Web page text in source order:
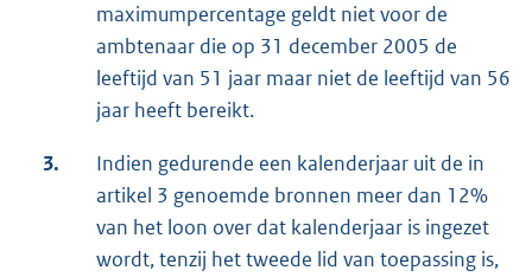
maximumpercentage geldt niet voor de
ambtenaar die op 31 december 2005 de
leeftijd van 51 jaar maar niet de leeftijd van 56
jaar heeft bereikt.
3.
Indien gedurende een kalenderjaar uit de in
artikel 3 genoemde bronnen meer dan 12%
van het loon over dat kalenderjaar is ingezet
wordt, tenzij het tweede lid van toepassing is,